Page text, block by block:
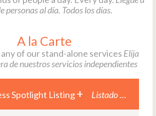
personas al día. Todos los días.
A la Carte
of our stand-alone services Elija
de nuestros servicios independientes
Spotlight Listing Listado de Negocio Destacado